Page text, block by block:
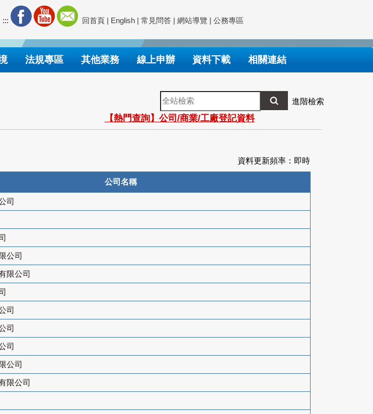
::: 回首頁 | English | 常見問答 | 網站導覽 | 公務專區
法規專區 其他業務 線上申辦 資料下載 相關連結
全
站
檢
索
進階檢索
【熱門查詢】公司/商業/工廠登記資料
資料更新頻率：即時
公司名稱
司
公司
限公司
司
司
司
公司
限公司